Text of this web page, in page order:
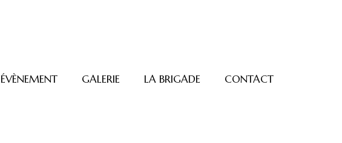
ÉVÈNEMENT GALERIE LA BRIGADE CONTACT